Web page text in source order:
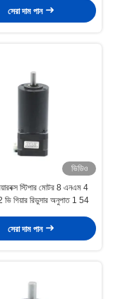
সেরা দাম পান
ভিডিও
স্টিপার মোটর 8 এনএম 4
গিয়ার রিডুসার অনুপাত 1 54
সেরা দাম পান